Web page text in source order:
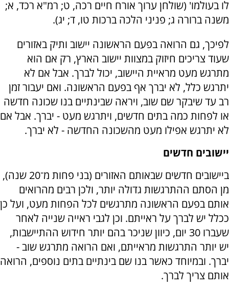
לו בעולמו' (שולחן ערוך אורח חיים רכה, ט; רמ"א רכד, א;
משנה ברורה ג; פניני הלכה ברכות טו, ד; יג).
לפיכך, גם הרואה בפעם הראשונה יישוב ותיק באזורים
שעוד צריכים חיזוק במצוות יישוב הארץ, רק אם הוא
מתרגש מעט מראיית היישוב, יכול לברך. אבל אם לא
יתרגש כלל, לא יברך אף בפעם הראשונה. ואם יעבור זמן
רב עד שיבקר שם שוב, ויראה שבינתיים בנו שכונה חדשה
או לפחות כמה בתים חדשים, ויתרגש מעט - יברך. אבל אם
לא יתרגש אפילו מעט מהשכונה החדשה - לא יברך.
יישובים חדשים
ביישובים חדשים שבאותם האזורים (בני פחות מ־20 שנה),
מן הסתם ההתרגשות גדולה יותר, ולכן רבים מהרואים
אותם בפעם הראשונה מתרגשים לכל הפחות מעט, ועל כן
ככלל יש לברך על ראייתם. וכן לגבי ראייה שנייה לאחר
שעברו 30 יום, כיוון שניכר בהם יותר חידוש ההתיישבות,
יש יותר התרגשות מראייתם, ואם הרואה מתרגש שוב -
יברך. ובמיוחד כאשר בנו שם בינתיים בתים נוספים, הרואה
אותם צריך לברך.